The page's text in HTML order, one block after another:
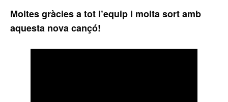
Moltes gràcies a tot l’equip i molta sort amb
aquesta nova cançó!